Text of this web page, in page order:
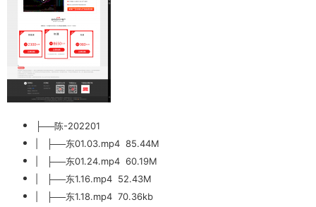
├──陈-202201
| ├──东01.03.mp4 85.44M
| ├──东01.24.mp4 60.19M
| ├──东1.16.mp4 52.43M
| ├──东1.18.mp4 70.36kb